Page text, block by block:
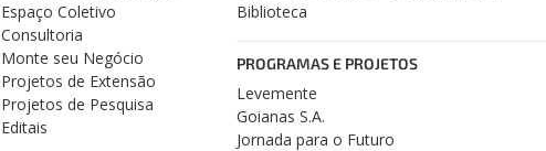
Espaço Coletivo
Consultoria
Monte seu Negócio
Projetos de Extensão
Projetos de Pesquisa
Editais
Biblioteca
PROGRAMAS E PROJETOS
Levemente
Goianas S.A.
Jornada para o Futuro